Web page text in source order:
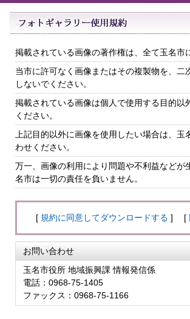
掲載されている画像の著作権は、全て玉名市
当市に許可なく画像またはその複製物を、二
しないでください。
掲載されている画像は個人で使用する目的以
ください。
上記目的以外に画像を使用したい場合は、玉
わせください。
万一、画像の利用により問題や不利益などが
名市は一切の責任を負いません。
[ 規約に同意してダウンロードする ] [
お問い合わせ
玉名市役所 地域振興課 情報発信係
電話：0968-75-1405
ファックス：0968-75-1166